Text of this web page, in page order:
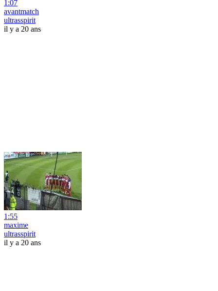
1:07
avantmatch
ultrasspirit
il y a 20 ans
1:55
maxime
ultrasspirit
il y a 20 ans